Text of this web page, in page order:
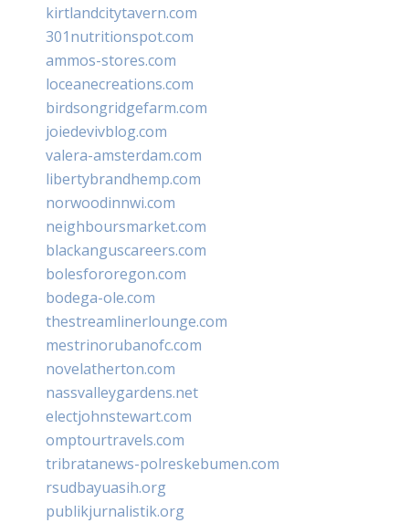
kirtlandcitytavern.com
301nutritionspot.com
ammos-stores.com
loceanecreations.com
birdsongridgefarm.com
joiedevivblog.com
valera-amsterdam.com
libertybrandhemp.com
norwoodinnwi.com
neighboursmarket.com
blackanguscareers.com
bolesfororegon.com
bodega-ole.com
thestreamlinerlounge.com
mestrinorubanofc.com
novelatherton.com
nassvalleygardens.net
electjohnstewart.com
omptourtravels.com
tribratanews-polreskebumen.com
rsudbayuasih.org
publikjurnalistik.org